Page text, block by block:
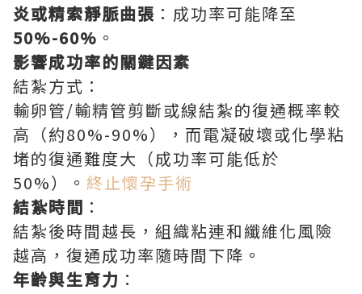
炎或精索靜脈曲張 ：成功率可能降至
50%-60% 。
影響成功率的關鍵因素
結紮方式：
輸卵管/輸精管剪斷或線結紮的復通概率較
高（約80%-90%），而電凝破壞或化學粘
堵的復通難度大（成功率可能低於
50%）。 終止懷孕手術
結紮時間 ：
結紮後時間越長，組織粘連和纖維化風險
越高，復通成功率隨時間下降。
年齡與生育力 ：